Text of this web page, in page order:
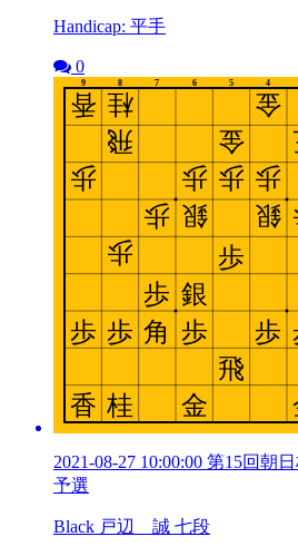
Handicap: 平手
0
2021-08-27 10:00:00 第15回朝
予選
Black 戸辺 誠 七段